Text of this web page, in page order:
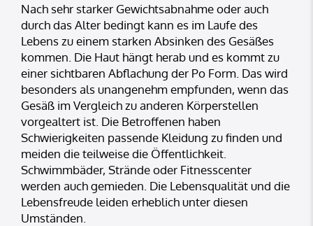
Nach sehr starker Gewichtsabnahme oder auch
durch das Alter bedingt kann es im Laufe des
Lebens zu einem starken Absinken des Gesäßes
kommen. Die Haut hängt herab und es kommt zu
einer sichtbaren Abflachung der Po Form. Das wird
besonders als unangenehm empfunden, wenn das
Gesäß im Vergleich zu anderen Körperstellen
vorgealtert ist. Die Betroffenen haben
Schwierigkeiten passende Kleidung zu finden und
meiden die teilweise die Öffentlichkeit.
Schwimmbäder, Strände oder Fitnesscenter
werden auch gemieden. Die Lebensqualität und die
Lebensfreude leiden erheblich unter diesen
Umständen.